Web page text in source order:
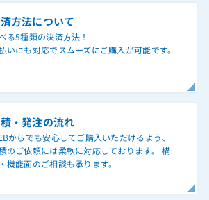
方法について
る5種類の決済方法！
いにも対応でスムーズにご購入が可能です。
・発注の流れ
からでも安心してご購入いただけるよう、
のご依頼には柔軟に対応しております。 構
機能面のご相談も承ります。